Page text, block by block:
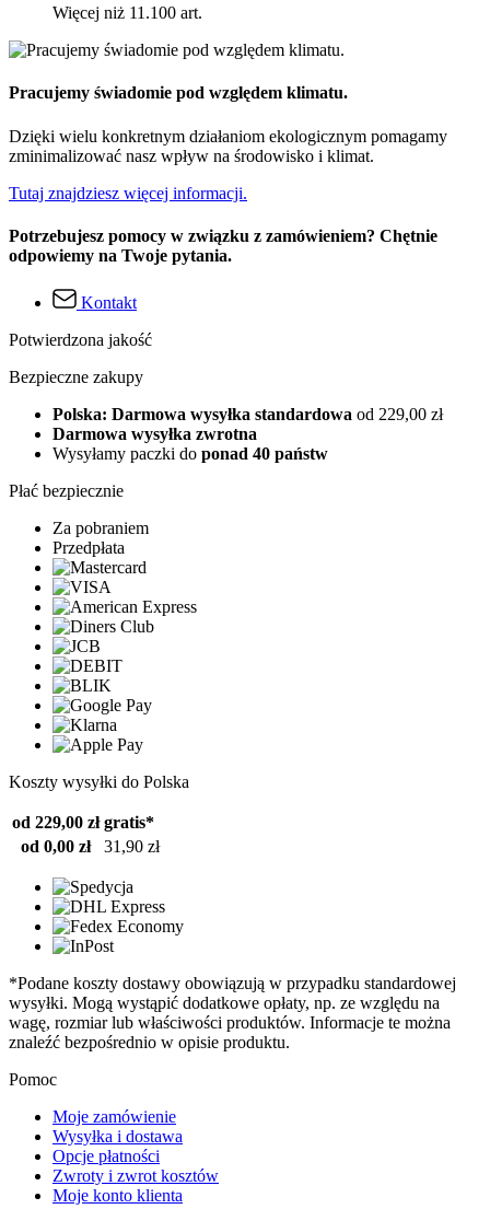
Więcej niż 11.100 art.
Pracujemy świadomie pod względem klimatu.
Dzięki wielu konkretnym działaniom ekologicznym pomagamy
zminimalizować nasz wpływ na środowisko i klimat.
Tutaj znajdziesz więcej informacji.
Potrzebujesz pomocy w związku z zamówieniem? Chętnie
odpowiemy na Twoje pytania.
Kontakt
Potwierdzona jakość
Bezpieczne zakupy
Polska: Darmowa wysyłka standardowa od 229,00 zł
Darmowa wysyłka zwrotna
Wysyłamy paczki do ponad 40 państw
Płać bezpiecznie
Za pobraniem
Przedpłata
Koszty wysyłki do Polska
od 229,00 zł gratis*
od 0,00 zł
31,90 zł
*Podane koszty dostawy obowiązują w przypadku standardowej
wysyłki. Mogą wystąpić dodatkowe opłaty, np. ze względu na
wagę, rozmiar lub właściwości produktów. Informacje te można
znaleźć bezpośrednio w opisie produktu.
Pomoc
Moje zamówienie
Wysyłka i dostawa
Opcje płatności
Zwroty i zwrot kosztów
Moje konto klienta